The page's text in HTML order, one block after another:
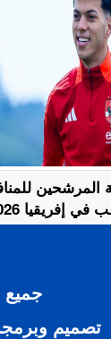
المرشحين
إفريقيا 2026
تصميم